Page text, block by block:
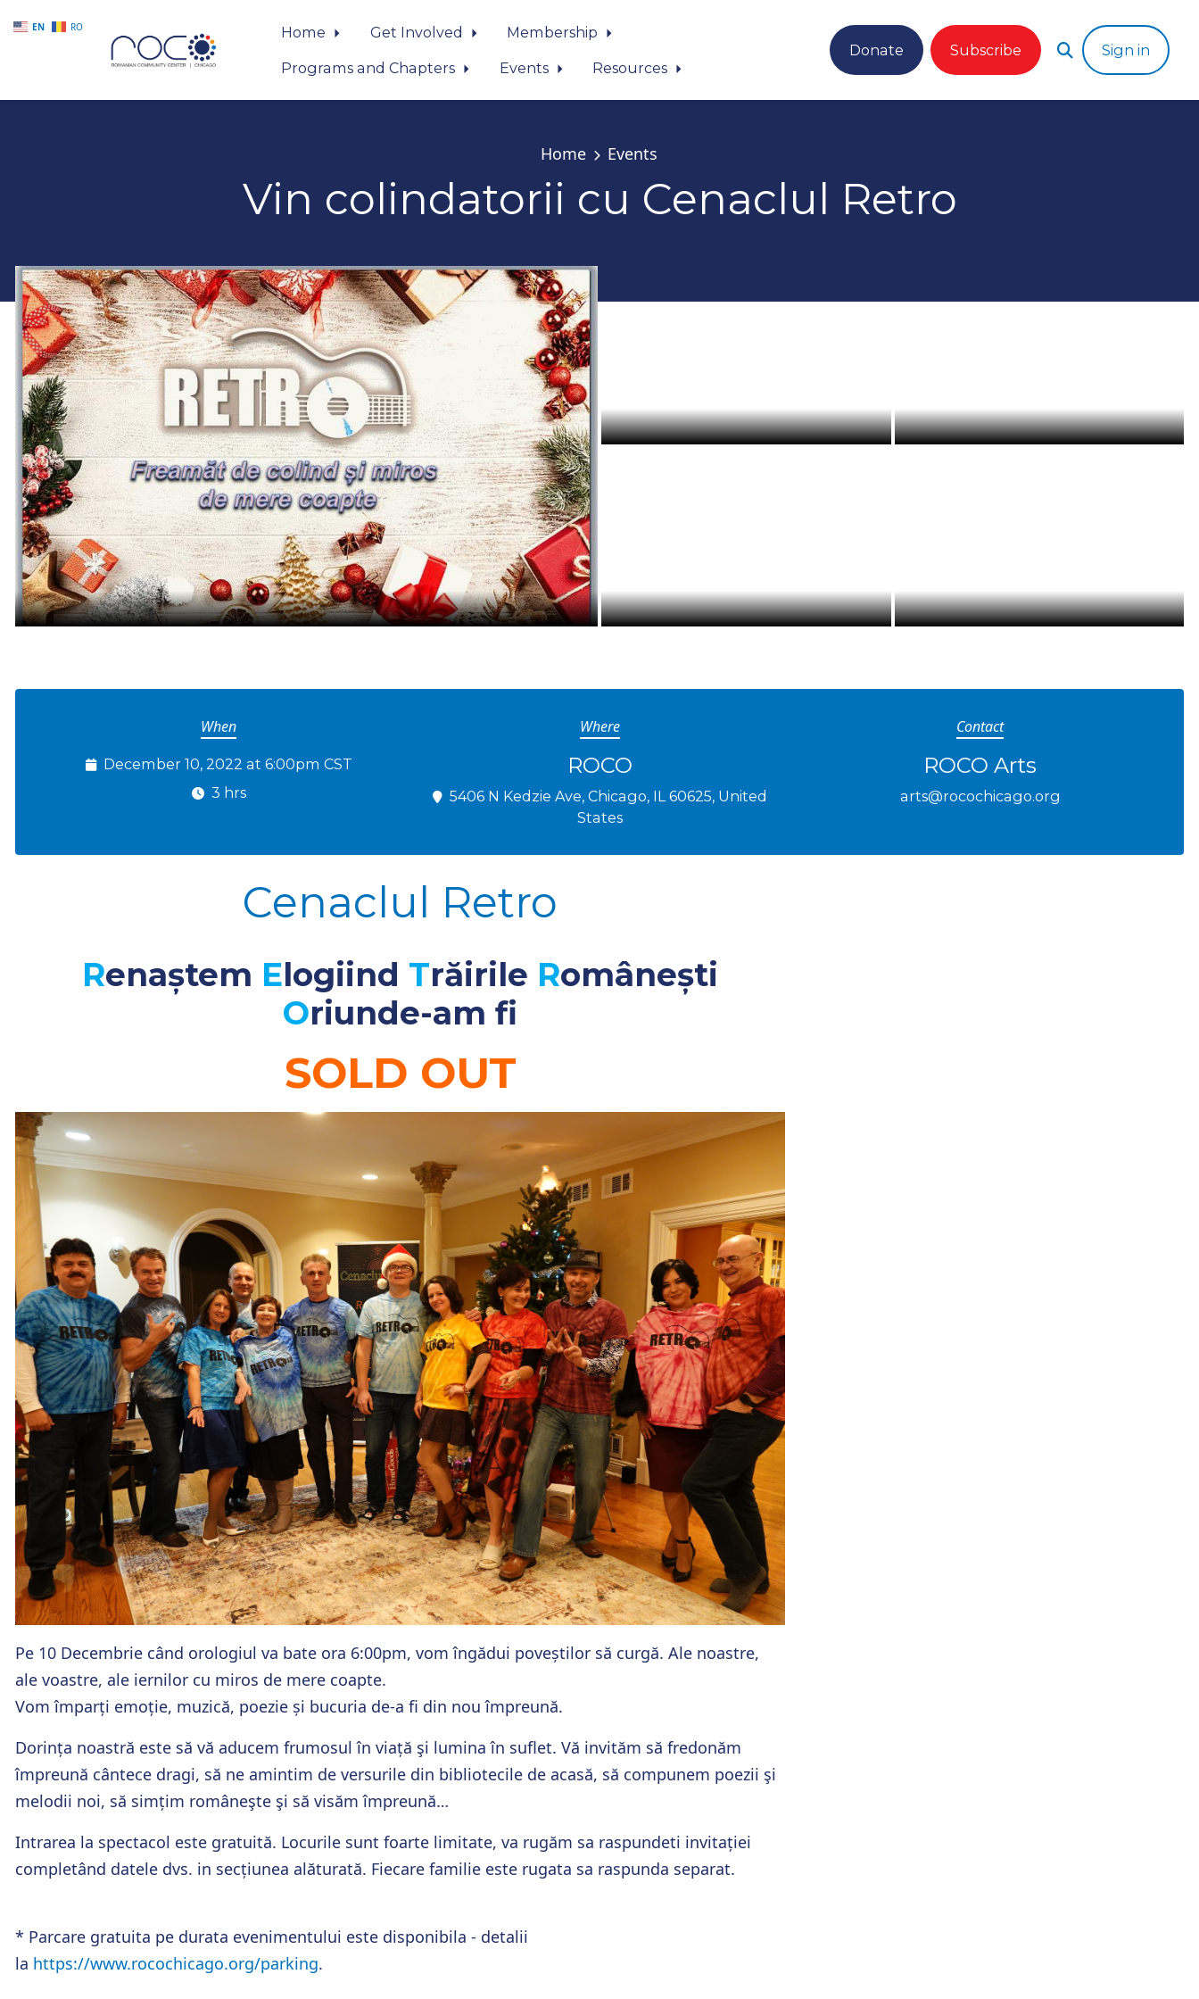
EN RO
Skip to main content
Home Get Involved
Membership
Programs and Chapters
Events Resources
Donate Subscribe Sign in
Home Events
Vin colindatorii cu Cenaclul Retro
When
December 10, 2022 at 6:00pm CST
3 hrs
Where
ROCO
5406 N Kedzie Ave, Chicago, IL 60625, United
States
Contact
ROCO Arts
arts@rocochicago.org
Cenaclul Retro
Renaștem Elogiind Trăirile Românești
Oriunde-am fi
SOLD OUT
Pe 10 Decembrie când orologiul va bate ora 6:00pm, vom îngădui poveștilor să curgă. Ale noastre,
ale voastre, ale iernilor cu miros de mere coapte.
Vom împarți emoție, muzică, poezie și bucuria de-a fi din nou împreună.
Dorința noastră este să vă aducem frumosul în viață şi lumina în suflet. Vă invităm să fredonăm
împreună cântece dragi, să ne amintim de versurile din bibliotecile de acasă, să compunem poezii şi
melodii noi, să simțim româneşte şi să visăm împreună…
Intrarea la spectacol este gratuită. Locurile sunt foarte limitate, va rugăm sa raspundeti invitației
completând datele dvs. in secțiunea alăturată. Fiecare familie este rugata sa raspunda separat.
* Parcare gratuita pe durata evenimentului este disponibila - detalii
la https://www.rocochicago.org/parking.